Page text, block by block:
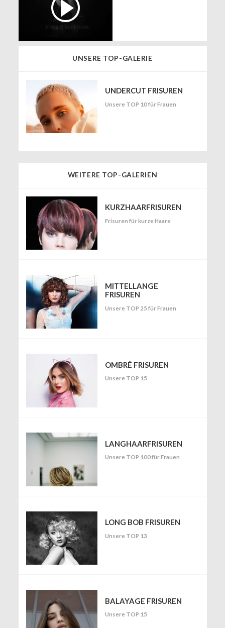
UNSERE TOP-GALERIE
UNDERCUT FRISUREN
Unsere TOP 10 für Frauen
WEITERE TOP-GALERIEN
KURZHAARFRISUREN
Frisuren für kurze Haare
MITTELLANGE
FRISUREN
Unsere TOP 25 für Frauen
OMBRÉ FRISUREN
Unsere TOP 15
LANGHAARFRISUREN
Unsere TOP 100 für Frauen
LONG BOB FRISUREN
Unsere TOP 13
BALAYAGE FRISUREN
Unsere TOP 15